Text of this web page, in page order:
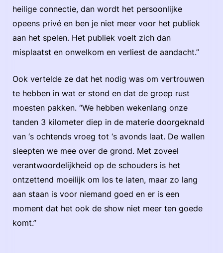
heilige connectie, dan wordt het persoonlijke
opeens privé en ben je niet meer voor het publiek
aan het spelen. Het publiek voelt zich dan
misplaatst en onwelkom en verliest de aandacht.”
Ook vertelde ze dat het nodig was om vertrouwen
te hebben in wat er stond en dat de groep rust
moesten pakken. “We hebben wekenlang onze
tanden 3 kilometer diep in de materie doorgeknald
van ‘s ochtends vroeg tot ‘s avonds laat. De wallen
sleepten we mee over de grond. Met zoveel
verantwoordelijkheid op de schouders is het
ontzettend moeilijk om los te laten, maar zo lang
aan staan is voor niemand goed en er is een
moment dat het ook de show niet meer ten goede
komt.”